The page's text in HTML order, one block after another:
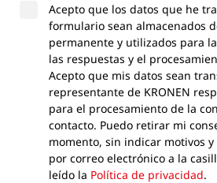
Acepto que los datos que he
formulario sean almacenados
permanente y utilizados para
las respuestas y el
Acepto que mis datos sean
representante de KRONEN
para el procesamiento de la
contacto. Puedo retirar mi
momento, sin indicar motivos
por correo electrónico a la
leído la Política de privacidad.